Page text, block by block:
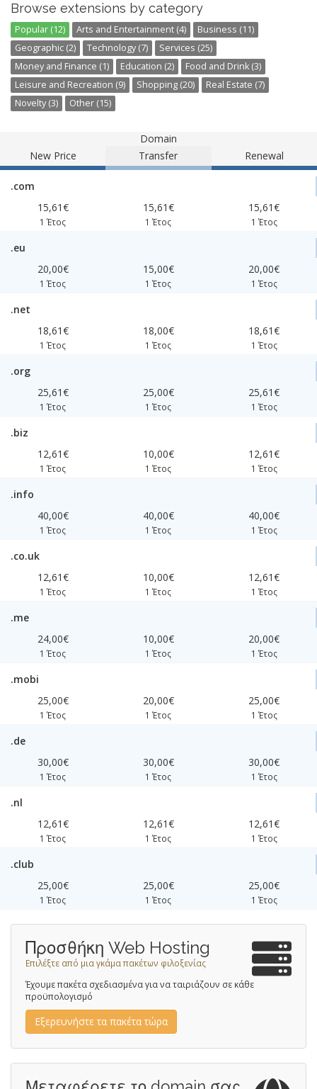
Browse extensions by category
Popular (12) Arts and Entertainment (4)
Business (11)
Geographic (2)
Technology (7)
Services (25)
Money and Finance (1)
Education (2)
Food and Drink (3)
Leisure and Recreation (9)
Shopping (20)
Real Estate (7)
Novelty (3)
Other (15)
Domain
New Price
Transfer Renewal
.com
15,61€
1 Έτος
15,61€
1 Έτος
15,61€
1 Έτος
.eu
20,00€
1 Έτος
15,00€
1 Έτος
20,00€
1 Έτος
.net
18,61€
1 Έτος
18,00€
1 Έτος
18,61€
1 Έτος
.org
25,61€
1 Έτος
25,00€
1 Έτος
25,61€
1 Έτος
.biz
12,61€
1 Έτος
10,00€
1 Έτος
12,61€
1 Έτος
.info
40,00€
1 Έτος
40,00€
1 Έτος
40,00€
1 Έτος
.co.uk
12,61€
1 Έτος
10,00€
1 Έτος
12,61€
1 Έτος
.me
24,00€
1 Έτος
10,00€
1 Έτος
20,00€
1 Έτος
.mobi
25,00€
1 Έτος
20,00€
1 Έτος
25,00€
1 Έτος
.de
30,00€
1 Έτος
30,00€
1 Έτος
30,00€
1 Έτος
.nl
12,61€
1 Έτος
12,61€
1 Έτος
12,61€
1 Έτος
.club
25,00€
1 Έτος
25,00€
1 Έτος
25,00€
1 Έτος
Προσθήκη Web Hosting
Επιλέξτε από μια γκάμα πακέτων φιλοξενίας
Έχουμε πακέτα σχεδιασμένα για να ταιριάζουν σε κάθε
προϋπολογισμό
Εξερευνήστε τα πακέτα τώρα